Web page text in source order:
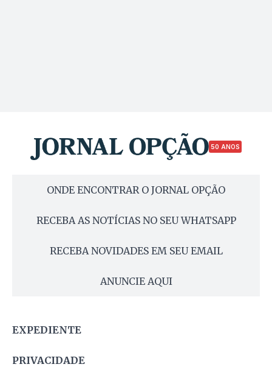
50 ANOS
ONDE ENCONTRAR O JORNAL OPÇÃO
RECEBA AS NOTÍCIAS NO SEU WHATSAPP
RECEBA NOVIDADES EM SEU EMAIL
ANUNCIE AQUI
EXPEDIENTE
PRIVACIDADE